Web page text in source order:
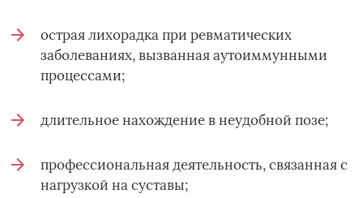
острая лихорадка при ревматических
заболеваниях, вызванная аутоиммунными
процессами;
длительное нахождение в неудобной позе;
профессиональная деятельность, связанная с
нагрузкой на суставы;